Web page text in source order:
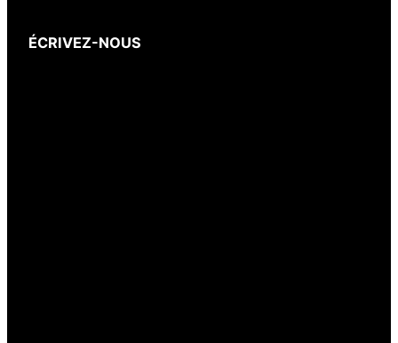
ÉCRIVEZ-NOUS